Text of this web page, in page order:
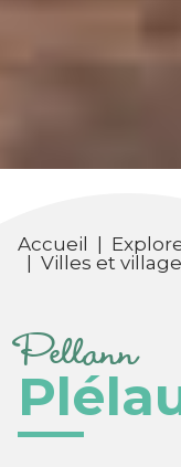
Accueil
Villes et
Pellann